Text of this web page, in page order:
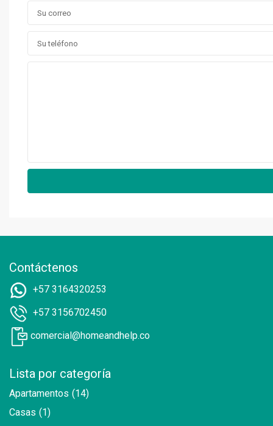
Contáctenos
+57 3164320253
+57 3156702450
comercial@homeandhelp.co
Lista por categoría
Apartamentos (14)
Casas (1)